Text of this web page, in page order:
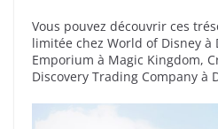
Vous pouvez découvrir ces
limitée chez World of Disney à
Emporium à Magic Kingdom,
Discovery Trading Company à